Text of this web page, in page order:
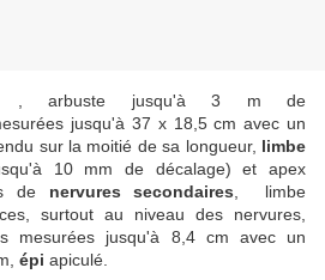
, arbuste jusqu'à 3 m de
jusqu'à 37 x 18,5 cm avec un
sur la moitié de sa longueur, limbe
10 mm de décalage) et apex
de nervures secondaires , limbe
surtout au niveau des nervures,
mesurées jusqu'à 8,4 cm avec un
épi apiculé.